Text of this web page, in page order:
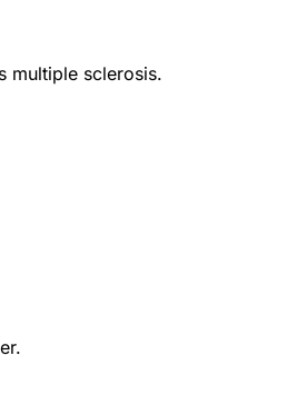
multiple sclerosis.